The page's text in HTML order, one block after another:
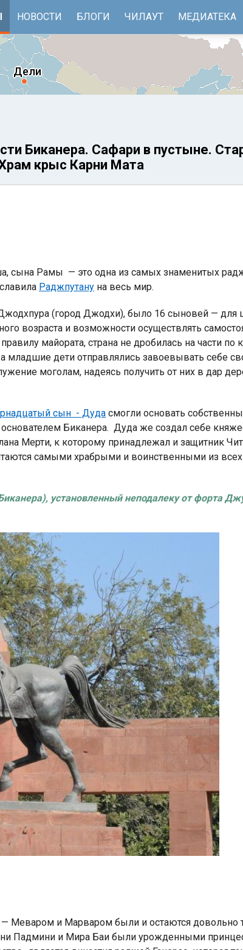
НОВОСТИ БЛОГИ ЧИЛАУТ МЕДИАТЕКА
океан
Биканера. Сафари в пустыне.
крыс Карни Мата
сына Рамы — это одна из самых знаменитых
Раджпутану на весь мир.
(город Джодхи), было 16 сыновей — для
возраста и возможности осуществлять
майората, страна не дробилась на части по
младшие дети отправлялись завоевывать себе
моголам, надеясь получить от них в дар
сын - Дуда смогли основать
Биканера. Дуда же создал себе
Мерти, к которому принадлежал и защитник
самыми храбрыми и воинственными из
установленный неподалеку от форта
и Марваром были и остаются довольно
Падмини и Мира Баи были урожденными